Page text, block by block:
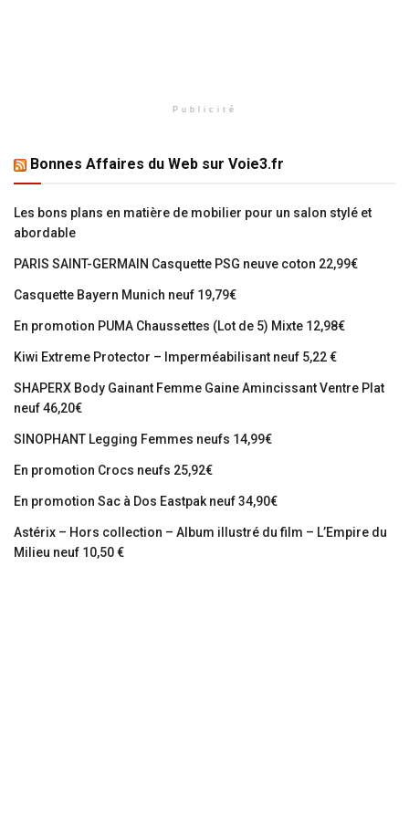
Publicité
Bonnes Affaires du Web sur Voie3.fr
Les bons plans en matière de mobilier pour un salon stylé et
abordable
PARIS SAINT-GERMAIN Casquette PSG neuve coton 22,99€
Casquette Bayern Munich neuf 19,79€
En promotion PUMA Chaussettes (Lot de 5) Mixte 12,98€
Kiwi Extreme Protector – Imperméabilisant neuf 5,22 €
SHAPERX Body Gainant Femme Gaine Amincissant Ventre Plat
neuf 46,20€
SINOPHANT Legging Femmes neufs 14,99€
En promotion Crocs neufs 25,92€
En promotion Sac à Dos Eastpak neuf 34,90€
Astérix – Hors collection – Album illustré du film – L’Empire du
Milieu neuf 10,50 €